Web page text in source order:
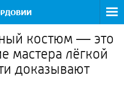
костюм — это
мастера лёгкой
доказывают